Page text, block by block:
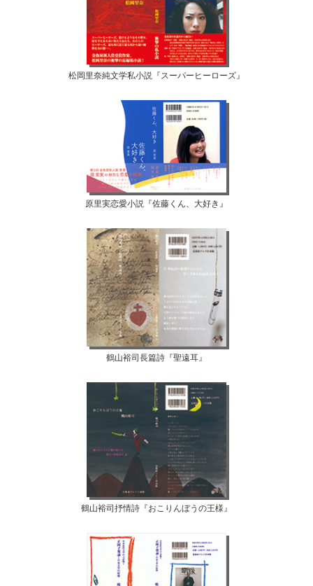
松岡里奈純文学私小説『スーパーヒーローズ』
原里実恋愛小説『佐藤くん、大好き』
鶴山裕司長篇詩『聖遠耳』
鶴山裕司抒情詩『おこりんぼうの王様』